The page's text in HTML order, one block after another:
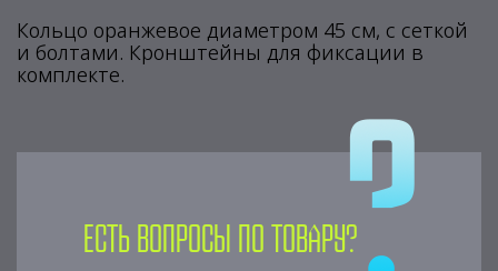
Кольцо оранжевое диаметром 45 см, с сеткой
и болтами. Кронштейны для фиксации в
комплекте.
Есть вопросы по товару?